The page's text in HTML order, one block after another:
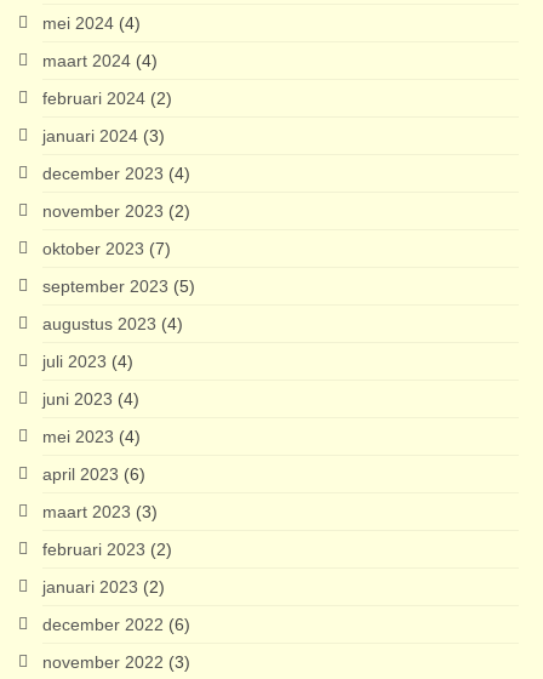
mei 2024 (4)
maart 2024 (4)
februari 2024 (2)
januari 2024 (3)
december 2023 (4)
november 2023 (2)
oktober 2023 (7)
september 2023 (5)
augustus 2023 (4)
juli 2023 (4)
juni 2023 (4)
mei 2023 (4)
april 2023 (6)
maart 2023 (3)
februari 2023 (2)
januari 2023 (2)
december 2022 (6)
november 2022 (3)